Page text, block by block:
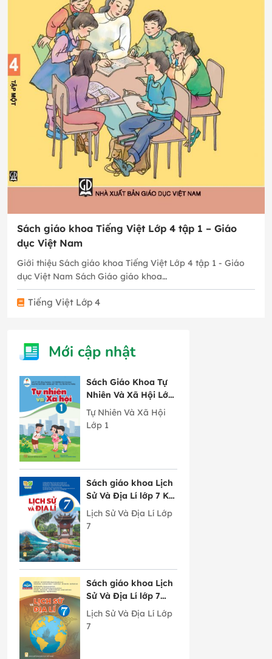
Sách giáo khoa Tiếng Việt Lớp 4 tập 1 – Giáo
dục Việt Nam
Giới thiệu Sách giáo khoa Tiếng Việt Lớp 4 tập 1 - Giáo
dục Việt Nam Sách Giáo giáo khoa…
Tiếng Việt Lớp 4
Mới cập nhật
Sách Giáo Khoa Tự
Nhiên Và Xã Hội Lớp
1 Cánh Diều
Tự Nhiên Và Xã Hội
Lớp 1
Sách giáo khoa Lịch
Sử Và Địa Lí lớp 7 Kết
Nối Tri Thức Với
Cuộc Sống
Lịch Sử Và Địa Lí Lớp
7
Sách giáo khoa Lịch
Sử Và Địa Lí lớp 7
Chân Trời Sáng Tạo
Lịch Sử Và Địa Lí Lớp
7